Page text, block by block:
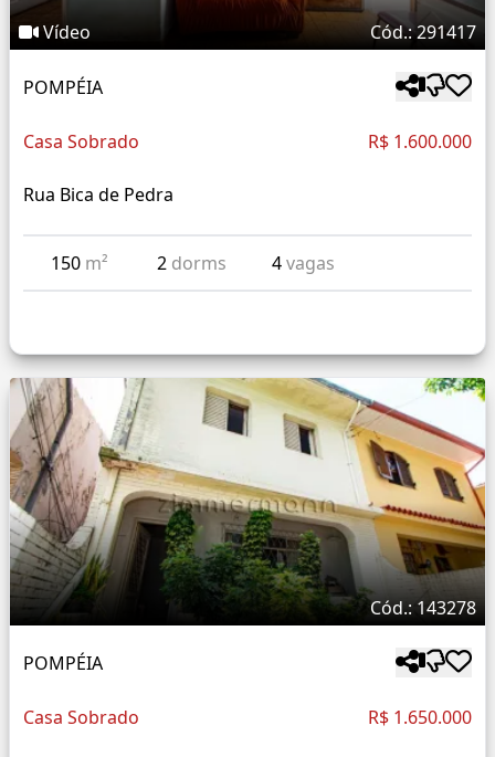
Vídeo Cód.: 291417
POMPÉIA
Casa Sobrado R$ 1.600.000
Rua Bica de Pedra
150 m² 2 dorms 4vagas
Cód.: 143278
POMPÉIA
Casa Sobrado R$ 1.650.000